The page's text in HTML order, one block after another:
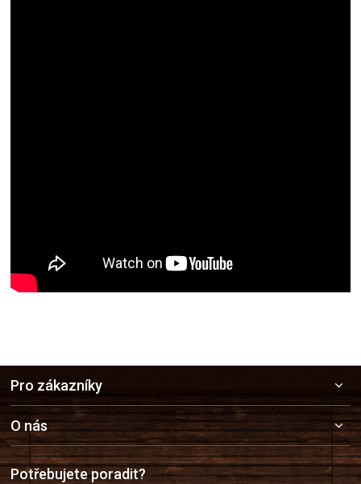
a
t
í
Pro zákazníky
O nás
Potřebujete poradit?